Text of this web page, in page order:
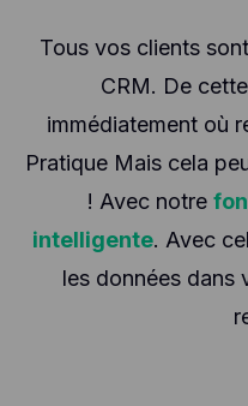
Tous vos clients
CRM. De
immédiatement où
Pratique Mais cela
! Avec notre
intelligente. Avec
les données dans